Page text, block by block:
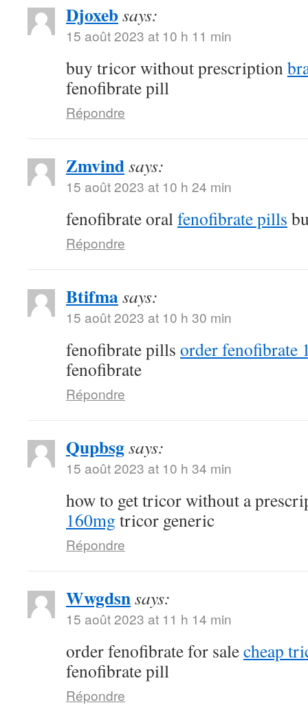
Djoxebsays:
15 août 2023 at 10 h 11 min
buy tricor without prescription
fenofibrate pill
Répondre
Zmvindsays:
15 août 2023 at 10 h 24 min
fenofibrate oralfenofibrate pills
Répondre
Btifmasays:
15 août 2023 at 10 h 30 min
fenofibrate pills order fenofibrate
fenofibrate
Répondre
Qupbsgsays:
15 août 2023 at 10 h 34 min
how to get tricor without a
160mg tricor generic
Répondre
Wwgdsnsays:
15 août 2023 at 11 h 14 min
order fenofibrate for salecheap
fenofibrate pill
Répondre